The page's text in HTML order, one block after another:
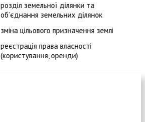
розділ земельної ділянки та
об’єднання земельних ділянок
зміна цільового призначення землі
реєстрація права власності
(користування, оренди)